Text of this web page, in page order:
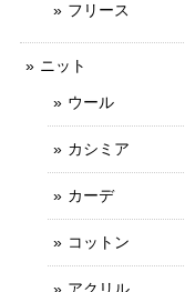
フリース
ニット
ウール
カシミア
カーデ
コットン